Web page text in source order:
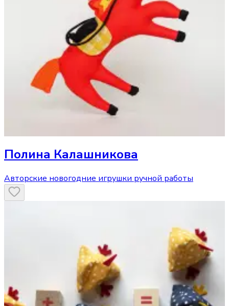
Полина Калашникова
Авторские новогодние игрушки ручной работы